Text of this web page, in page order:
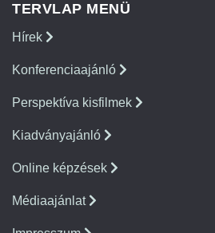
TERVLAP MENÜ
Hírek
Konferenciaajánló
Perspektíva kisfilmek
Kiadványajánló
Online képzések
Médiaajánlat